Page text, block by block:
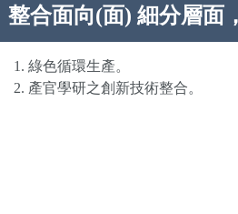
整合面向(面) 細分層面
綠色循環生產。
產官學研之創新技術整合。